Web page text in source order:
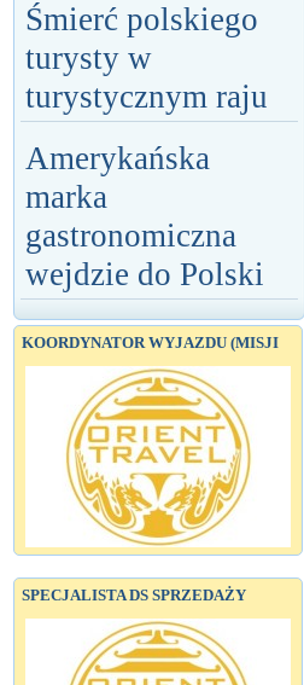
Śmierć polskiego
turysty w
turystycznym raju
Amerykańska
marka
gastronomiczna
wejdzie do Polski
KOORDYNATOR WYJAZDU (MISJI
SPECJALISTA DS SPRZEDAŻY